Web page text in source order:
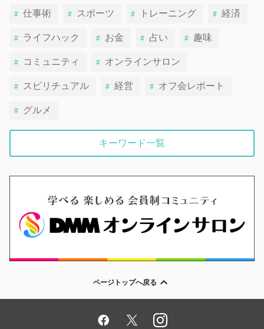
仕事術 スポーツ トレーニング 経済
ライフハック お金 占い 趣味
コミュニティ オンラインサロン
スピリチュアル 経営 オフ会レポート
グルメ
キーワード一覧
ページトップへ戻る